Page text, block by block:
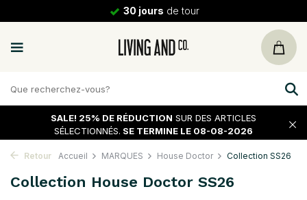
30 jours de tour
SALE! 25% DE RÉDUCTION SUR DES ARTICLES
SÉLECTIONNÉS. SE TERMINE LE 08-08-2026
Retour Accueil MARQUES House Doctor Collection SS26
Collection House Doctor SS26